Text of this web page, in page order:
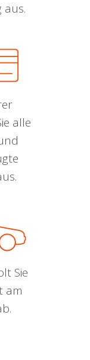
aus.
alle
Sie
am